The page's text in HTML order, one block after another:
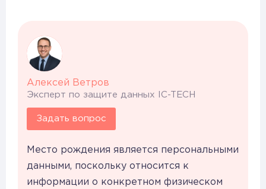
Алексей Ветров
Эксперт по защите данных IC-TECH
Задать вопрос
Место рождения является персональными
данными, поскольку относится к
информации о конкретном физическом